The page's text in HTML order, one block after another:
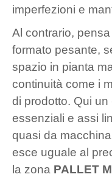
imperfezioni e
Al contrario,
formato pesante,
spazio in pianta
continuità come i
di prodotto. Qui
essenziali e assi
quasi da
esce uguale al
la zona PALLET